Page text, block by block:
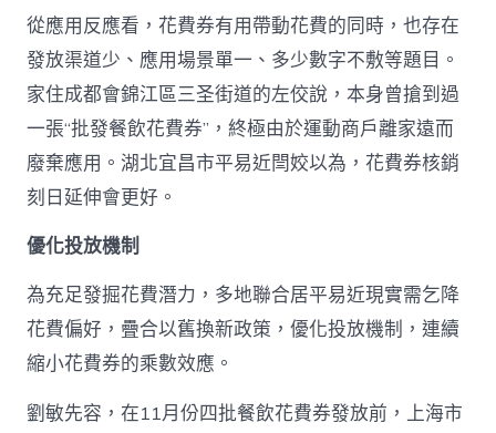
從應用反應看，花費券有用帶動花費的同時，也存在
發放渠道少、應用場景單一、多少數字不敷等題目。
家住成都會錦江區三圣街道的左佼說，本身曾搶到過
一張“批發餐飲花費券”，終極由於運動商戶離家遠而
廢棄應用。湖北宜昌市平易近閆姣以為，花費券核銷
刻日延伸會更好。
優化投放機制
為充足發掘花費潛力，多地聯合居平易近現實需乞降
花費偏好，疊合以舊換新政策，優化投放機制，連續
縮小花費券的乘數效應。
劉敏先容，在11月份四批餐飲花費券發放前，上海市